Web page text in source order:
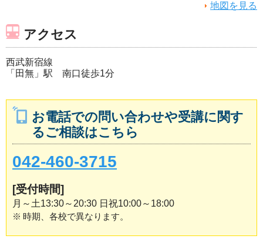
地図を見る
アクセス
西武新宿線
「田無」駅 南口徒歩1分
お電話での問い合わせや受講に関す
るご相談はこちら
042-460-3715
[受付時間]
月～土13:30～20:30 日祝10:00～18:00
※ 時期、各校で異なります。